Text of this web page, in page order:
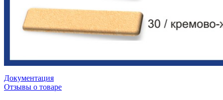
Документация
Отзывы о товаре